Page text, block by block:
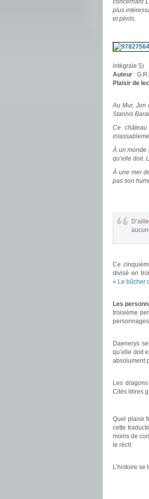
concernant
plus
et périls.
intégrale 5)
Auteur :
Plaisir de
Au Mur, Jon
Stannis
Ce
À un monde
qu’elle doit.
À une mer
pas son
Ce
divisé en
« Le bûcher
Les
troisième
Daenerys
qu’elle doit
absolument
Les
Cités libres
Quel plaisir
cette
moins de
le récit.
L’histoire